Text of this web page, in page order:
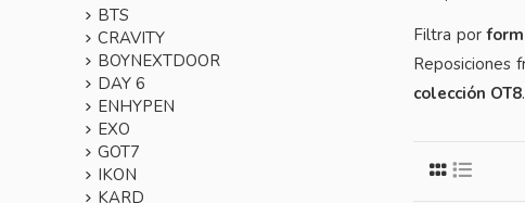
Filtra por
Reposiciones
colección OT8
BTS
CRAVITY
BOYNEXTDOOR
DAY 6
ENHYPEN
EXO
GOT7
IKON
KARD